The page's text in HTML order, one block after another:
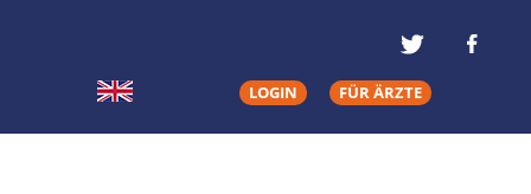
LOGIN FÜR ÄRZTE